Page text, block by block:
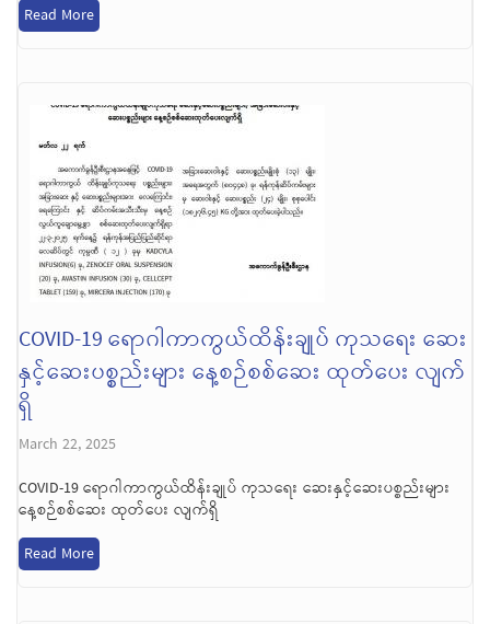
Read More
COVID-19 ရောဂါကာကွယ်ထိန်းချုပ် ကုသရေး ဆေး
နှင့်ဆေးပစ္စည်းများ နေ့စဉ်စစ်ဆေး ထုတ်ပေး လျက်
ရှိ
March 22, 2025
COVID-19 ရောဂါကာကွယ်ထိန်းချုပ် ကုသရေး ဆေးနှင့်ဆေးပစ္စည်းများ
နေ့စဉ်စစ်ဆေး ထုတ်ပေး လျက်ရှိ
Read More